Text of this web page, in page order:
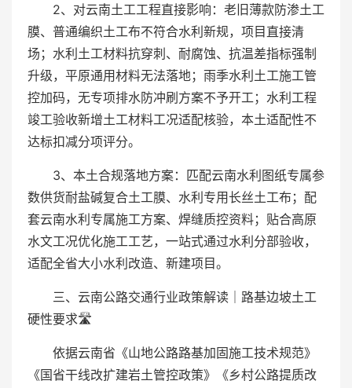
2、对云南土工工程直接影响：老旧薄款防渗土工
膜、普通编织土工布不符合水利新规，项目直接清
场；水利土工材料抗穿刺、耐腐蚀、抗温差指标强制
升级，平原通用材料无法落地；雨季水利土工施工管
控加码，无专项排水防冲刷方案不予开工；水利工程
竣工验收新增土工材料工况适配核验，本土适配性不
达标扣减分项评分。
3、本土合规落地方案：匹配云南水利图纸专属参
数供货耐盐碱复合土工膜、水利专用长丝土工布；配
套云南水利专属施工方案、焊缝质控资料；贴合高原
水文工况优化施工工艺，一站式通过水利分部验收，
适配全省大小水利改造、新建项目。
三、云南公路交通行业政策解读｜路基边坡土工
硬性要求🛣️
依据云南省《山地公路路基加固施工技术规范》
《国省干线改扩建岩土管控政策》《乡村公路提质改